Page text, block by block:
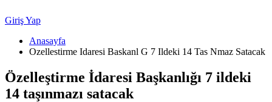
Giriş Yap
Anasayfa
Ozellestirme Idaresi Baskanl G 7 Ildeki 14 Tas Nmaz Satacak
Özelleştirme İdaresi Başkanlığı 7 ildeki
14 taşınmazı satacak